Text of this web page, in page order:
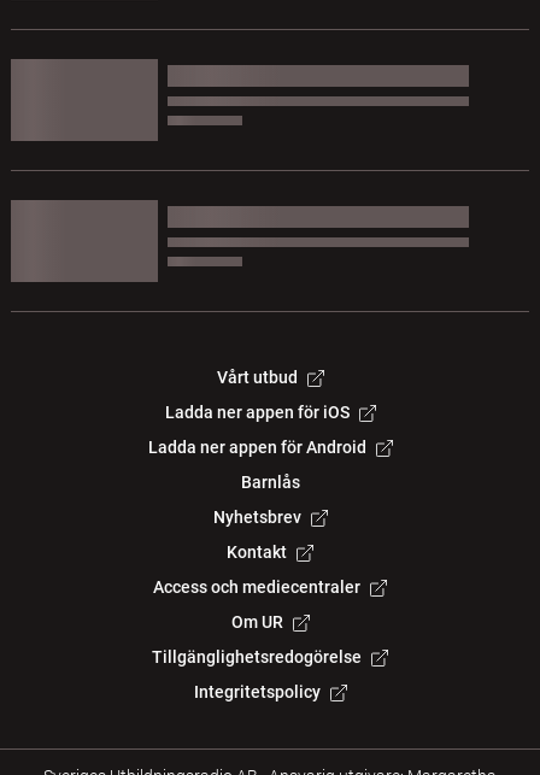
Vårt utbud
Ladda ner appen för iOS
Ladda ner appen för Android
Barnlås
Nyhetsbrev
Kontakt
Access och mediecentraler
Om UR
Tillgänglighetsredogörelse
Integritetspolicy